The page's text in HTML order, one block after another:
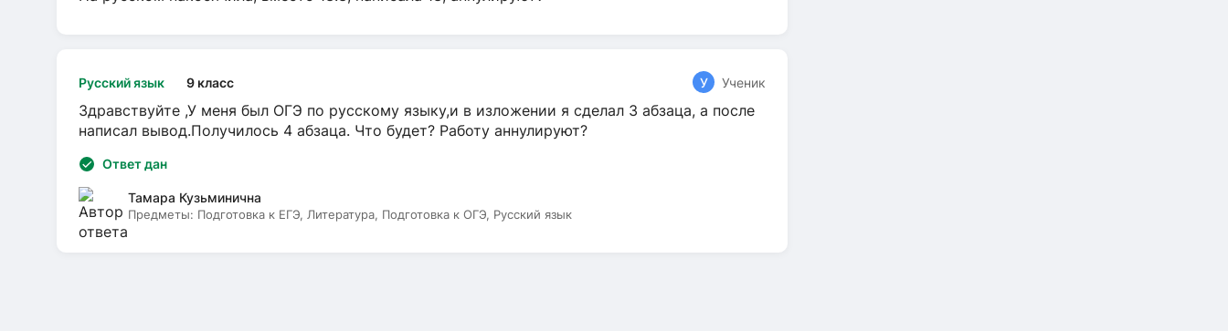
Русский язык 9 класс У Ученик
Здравствуйте ,У меня был ОГЭ по русскому языку,и в изложении я сделал 3 абзаца, а после
написал вывод.Получилось 4 абзаца. Что будет? Работу аннулируют?
Ответ дан
Тамара Кузьминична
Предметы: Подготовка к ЕГЭ, Литература, Подготовка к ОГЭ, Русский язык